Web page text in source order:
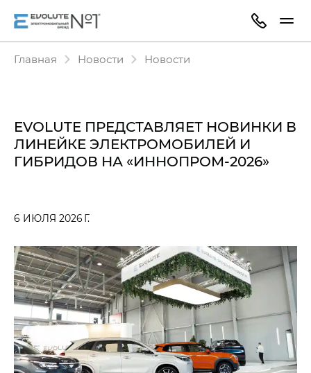
Главная Новости Новости
EVOLUTE ПРЕДСТАВЛЯЕТ НОВИНКИ В
ЛИНЕЙКЕ ЭЛЕКТРОМОБИЛЕЙ И
ГИБРИДОВ НА «ИННОПРОМ-2026»
6 ИЮЛЯ 2026 Г.